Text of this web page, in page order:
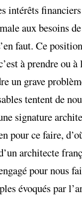
intérêts
aux besoins
faut. Ce
à prendre ou
un grave
tentent de
signature
pour ce faire,
architecte
pour nous
évoqués par